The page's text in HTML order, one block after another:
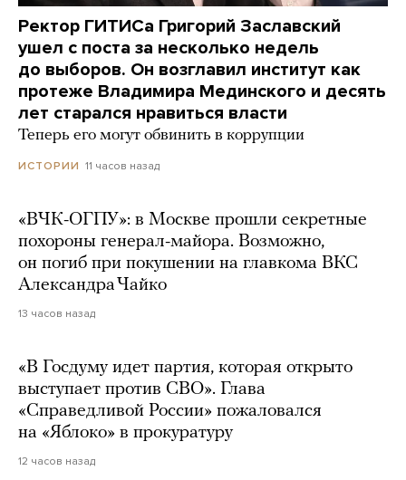
Ректор ГИТИСа Григорий Заславский
ушел с поста за несколько недель
до выборов. Он возглавил институт как
протеже Владимира Мединского и десять
лет старался нравиться власти
Теперь его могут обвинить в коррупции
ИСТОРИИ 11 часов назад
«ВЧК-ОГПУ»: в Москве прошли секретные
похороны генерал-майора. Возможно,
он погиб при покушении на главкома ВКС
Александра Чайко
13 часов назад
«В Госдуму идет партия, которая открыто
выступает против СВО». Глава
«Справедливой России» пожаловался
на «Яблоко» в прокуратуру
12 часов назад